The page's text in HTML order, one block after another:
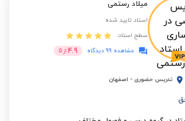
میلاد رستمی
استاد تایید شده
سطح استاد:
مشاهده 99 دیدگاه
4.9 از 5
تدریس حضوری - اصفهان